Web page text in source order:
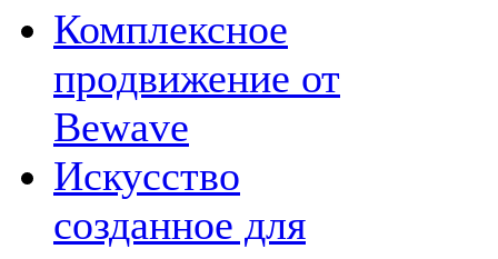
Комплексное
продвижение от
Bewave
Искусство
созданное для